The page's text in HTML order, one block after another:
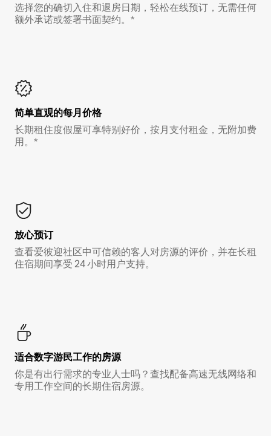
选择您的确切入住和退房日期，轻松在线预订，无需任何
额外承诺或签署书面契约。*
简单直观的每月价格
长期租住度假屋可享特别好价，按月支付租金，无附加费
用。*
放心预订
查看爱彼迎社区中可信赖的客人对房源的评价，并在长租
住宿期间享受 24 小时用户支持。
适合数字游民工作的房源
你是有出行需求的专业人士吗？查找配备高速无线网络和
专用工作空间的长期住宿房源。